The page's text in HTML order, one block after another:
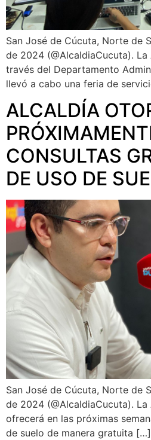
San José de Cúcuta, Norte de
de 2024 (@AlcaldiaCucuta).
través del Departamento
llevó a cabo una feria de
ALCALDÍA
CONSULTAS
DE USO DE
San José de Cúcuta, Norte de
de 2024 (@AlcaldiaCucuta).
ofrecerá en las próximas
de suelo de manera gratuita […]